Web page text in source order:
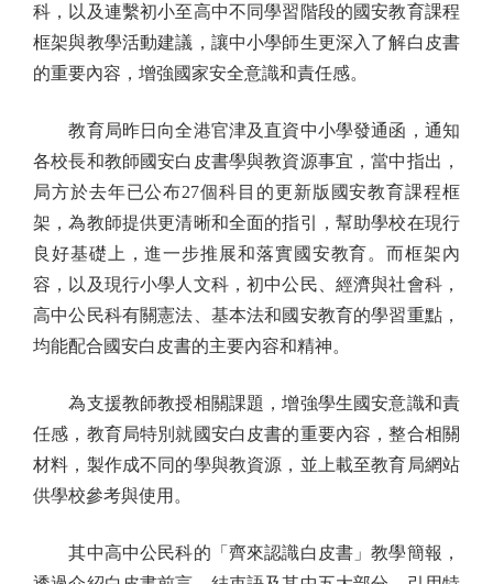
科，以及連繫初小至高中不同學習階段的國安教育課程
框架與教學活動建議，讓中小學師生更深入了解白皮書
的重要內容，增強國家安全意識和責任感。
教育局昨日向全港官津及直資中小學發通函，通知
各校長和教師國安白皮書學與教資源事宜，當中指出，
局方於去年已公布27個科目的更新版國安教育課程框
架，為教師提供更清晰和全面的指引，幫助學校在現行
良好基礎上，進一步推展和落實國安教育。而框架內
容，以及現行小學人文科，初中公民、經濟與社會科，
高中公民科有關憲法、基本法和國安教育的學習重點，
均能配合國安白皮書的主要內容和精神。
為支援教師教授相關課題，增強學生國安意識和責
任感，教育局特別就國安白皮書的重要內容，整合相關
材料，製作成不同的學與教資源，並上載至教育局網站
供學校參考與使用。
其中高中公民科的「齊來認識白皮書」教學簡報，